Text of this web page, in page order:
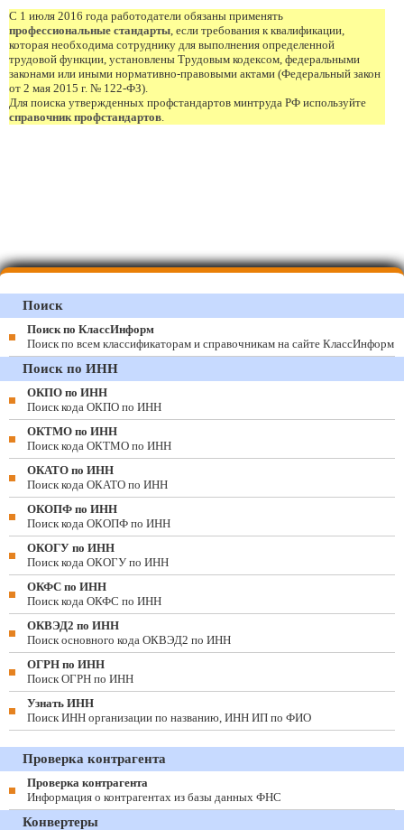
С 1 июля 2016 года работодатели обязаны применять
профессиональные стандарты, если требования к квалификации,
которая необходима сотруднику для выполнения определенной
трудовой функции, установлены Трудовым кодексом, федеральными
законами или иными нормативно-правовыми актами (Федеральный закон
от 2 мая 2015 г. № 122-ФЗ).
Для поиска утвержденных профстандартов минтруда РФ используйте
справочник профстандартов.
Поиск
Поиск по КлассИнформ
Поиск по всем классификаторам и справочникам на сайте КлассИнформ
Поиск по ИНН
ОКПО по ИНН
Поиск кода ОКПО по ИНН
ОКТМО по ИНН
Поиск кода ОКТМО по ИНН
ОКАТО по ИНН
Поиск кода ОКАТО по ИНН
ОКОПФ по ИНН
Поиск кода ОКОПФ по ИНН
ОКОГУ по ИНН
Поиск кода ОКОГУ по ИНН
ОКФС по ИНН
Поиск кода ОКФС по ИНН
ОКВЭД2 по ИНН
Поиск основного кода ОКВЭД2 по ИНН
ОГРН по ИНН
Поиск ОГРН по ИНН
Узнать ИНН
Поиск ИНН организации по названию, ИНН ИП по ФИО
Проверка контрагента
Проверка контрагента
Информация о контрагентах из базы данных ФНС
Конвертеры